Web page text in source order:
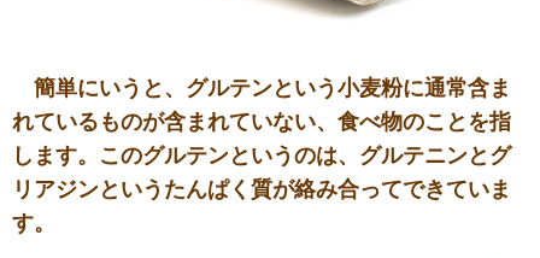
簡単にいうと、グルテンという小麦粉に通常含ま
れているものが含まれていない、食べ物のことを指
します。このグルテンというのは、グルテニンとグ
リアジンというたんぱく質が絡み合ってできていま
す。